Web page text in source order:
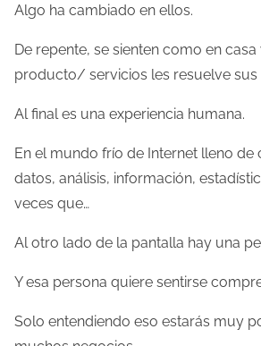
Algo ha cambiado en ellos.
De repente, se sienten como en
producto/ servicios les resuelve sus
Al final es una experiencia humana.
En el mundo frío de Internet lleno de
datos, análisis, información,
veces que…
Al otro lado de la pantalla hay una
Y esa persona quiere sentirse
Solo entendiendo eso estarás muy